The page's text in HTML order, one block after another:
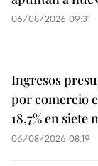
06/08/2026 09:31
Ingresos
por comercio
18,7% en siete
06/08/2026 08:19